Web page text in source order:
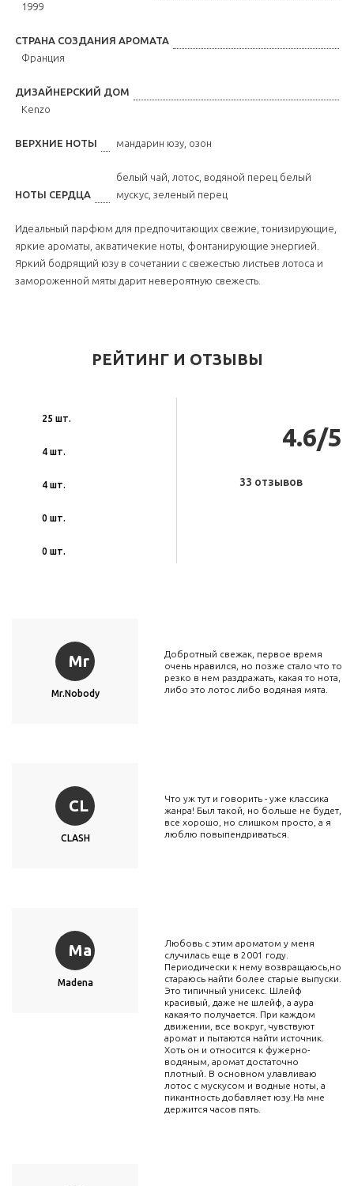
1999
СТРАНА СОЗДАНИЯ АРОМАТА
Франция
ДИЗАЙНЕРСКИЙ ДОМ
Kenzo
ВЕРХНИЕ НОТЫ мандарин юзу, озон
НОТЫ СЕРДЦА
белый чай, лотос, водяной перец белый
мускус, зеленый перец
Идеальный парфюм для предпочитающих свежие, тонизирующие,
яркие ароматы, акватичекие ноты, фонтанирующие энергией.
Яркий бодрящий юзу в сочетании с свежестью листьев лотоса и
замороженной мяты дарит невероятную свежесть.
РЕЙТИНГ И ОТЗЫВЫ
25 шт.
4 шт.
4 шт.
0 шт.
0 шт.
4.6/5
33 отзывов
Mr
Mr.Nobody
Добротный свежак, первое время
очень нравился, но позже стало что то
резко в нем раздражать, какая то нота,
либо это лотос либо водяная мята.
CL
CLASH
Что уж тут и говорить - уже классика
жанра! Был такой, но больше не будет,
все хорошо, но слишком просто, а я
люблю повыпендриваться.
Ma
Madena
Любовь с этим ароматом у меня
случилась еще в 2001 году.
Периодически к нему возвращаюсь,но
стараюсь найти более старые выпуски.
Это типичный унисекс. Шлейф
красивый, даже не шлейф, а аура
какая-то получается. При каждом
движении, все вокруг, чувствуют
аромат и пытаются найти источник.
Хоть он и относится к фужерно-
водяным, аромат достаточно
плотный. В основном улавливаю
лотос с мускусом и водные ноты, а
пикантность добавляет юзу.На мне
держится часов пять.